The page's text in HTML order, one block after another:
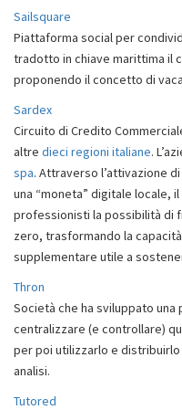
Sailsquare
Piattaforma social per
tradotto in chiave marittima il
proponendo il concetto di
Sardex
Circuito di Credito
altre dieci regioni italiane.
spa. Attraverso l’attivazione
una “moneta” digitale locale,
professionisti la possibilità di
zero, trasformando la
supplementare utile a
Thron
Società che ha sviluppato
centralizzare (e controllare)
per poi utilizzarlo e
analisi.
Tutored